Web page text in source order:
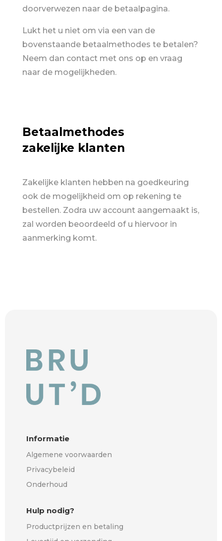
doorverwezen naar de betaalpagina.
Lukt het u niet om via een van de
bovenstaande betaalmethodes te betalen?
Neem dan contact met ons op en vraag
naar de mogelijkheden.
Betaalmethodes
zakelijke klanten
Zakelijke klanten hebben na goedkeuring
ook de mogelijkheid om op rekening te
bestellen. Zodra uw account aangemaakt is,
zal worden beoordeeld of u hiervoor in
aanmerking komt.
Informatie
Algemene voorwaarden
Privacybeleid
Onderhoud
Hulp nodig?
Productprijzen en betaling